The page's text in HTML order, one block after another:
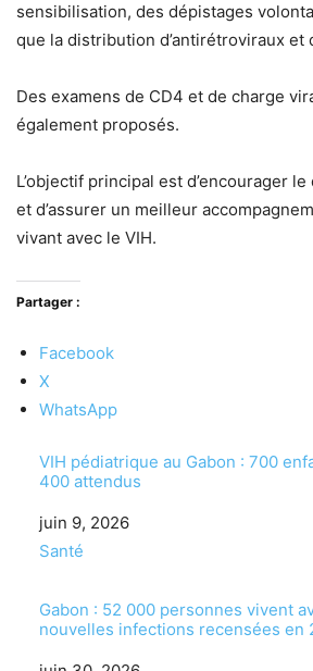
sensibilisation, des dépistages
que la distribution d’antirétroviraux et
Des examens de CD4 et de charge
également proposés.
L’objectif principal est d’encourager
et d’assurer un meilleur
vivant avec le VIH.
Partager :
Facebook
X
WhatsApp
VIH pédiatrique au Gabon : 700
400 attendus
Date
juin 9, 2026
Par rapport à
Santé
Gabon : 52 000 personnes vivent
nouvelles infections recensées en